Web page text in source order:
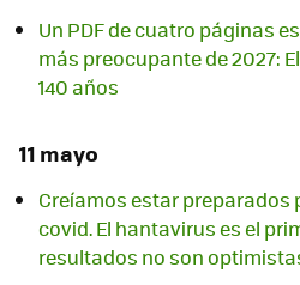
Un PDF de cuatro páginas
más preocupante de 2027:
140 años
11 mayo
Creíamos estar preparados
covid. El hantavirus es el
resultados no son